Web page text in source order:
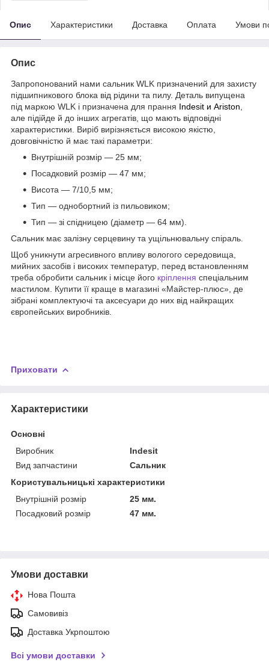
Опис Характеристики Доставка Оплата Умови
Опис
Запропонований нами сальник WLK призначений для захисту
підшипникового блока від рідини та пилу. Деталь випущена
під маркою WLK і призначена для прання Indesit и Ariston
але підійде й до інших агрегатів, що мають відповідні
характеристики. Виріб вирізняється високою якістю,
довговічністю й має такі параметри:
Внутрішній розмір — 25 мм;
Посадковий розмір — 47 мм;
Висота — 7/10,5 мм;
Тип — однобортний із пильовиком;
Тип — зі спідницею (діаметр — 64 мм).
Сальник має залізну серцевину та ущільнювальну спіраль.
Щоб уникнути агресивного впливу вологого середовища,
мийних засобів і високих температур, перед встановленням
треба обробити сальник і місце його кріплення спеціальним
мастилом. Купити її краще в магазині «Майстер-плюс», де
зібрані комплектуючі та аксесуари до них від найкращих
європейських виробників.
Приховати
Характеристики
Основні
Виробник
Indesit
Вид запчастини
Сальник
Користувальницькі характеристики
Внутрішній розмір
25 мм.
Посадковий розмір
47 мм.
Умови доставки
Нова Пошта
Самовивіз
Доставка Укрпоштою
Всі умови доставки